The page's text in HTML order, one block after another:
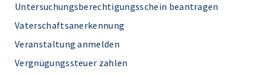
Untersuchungsberechtigungsschein beantragen
Vaterschaftsanerkennung
Veranstaltung anmelden
Vergnügungssteuer zahlen